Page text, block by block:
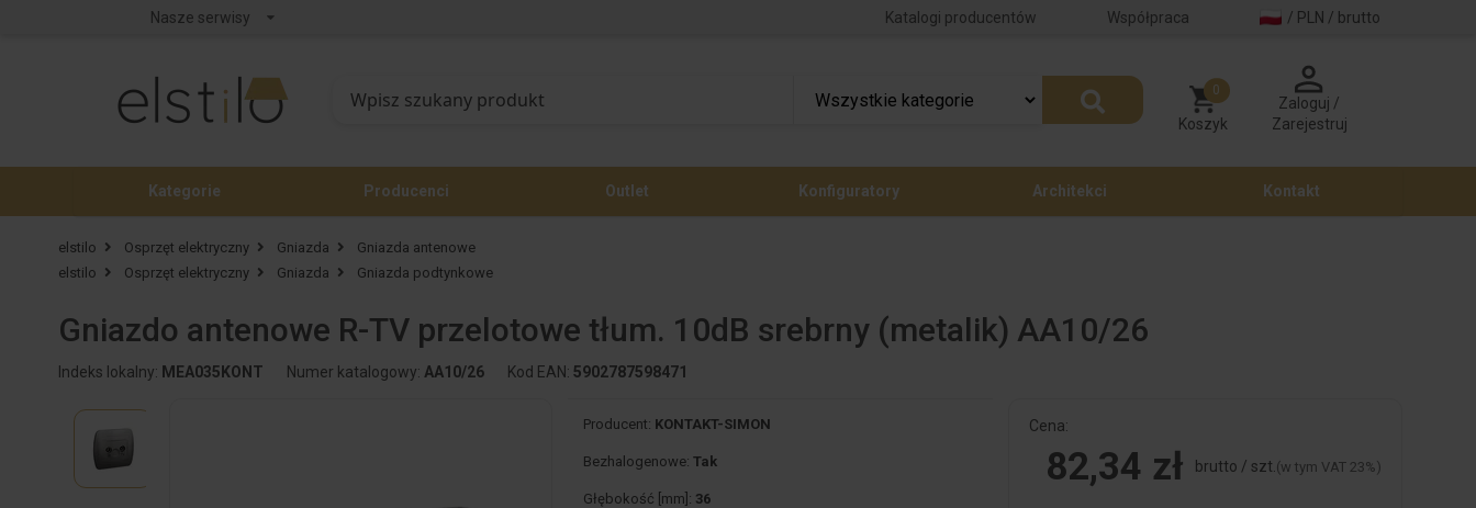
Nasze serwisy Katalogi producentów Współpraca / PLN / brutto
Koszyk
0
Zaloguj /
Zarejestruj
Kategorie Producenci Outlet Konfiguratory Architekci Kontakt
elstilo Osprzęt elektryczny Gniazda
Gniazda antenowe
elstilo
Osprzęt elektryczny Gniazda Gniazda podtynkowe
Gniazdo antenowe R-TV przelotowe tłum. 10dB srebrny (metalik) AA10/26
Indeks lokalny: MEA035KONT Numer katalogowy:AA10/26 Kod EAN:5902787598471
Producent: KONTAKT-SIMON
Bezhalogenowe:Tak
Głębokość [mm]: 36
Cena:
82,34 zł brutto / szt.(w tym VAT 23%)